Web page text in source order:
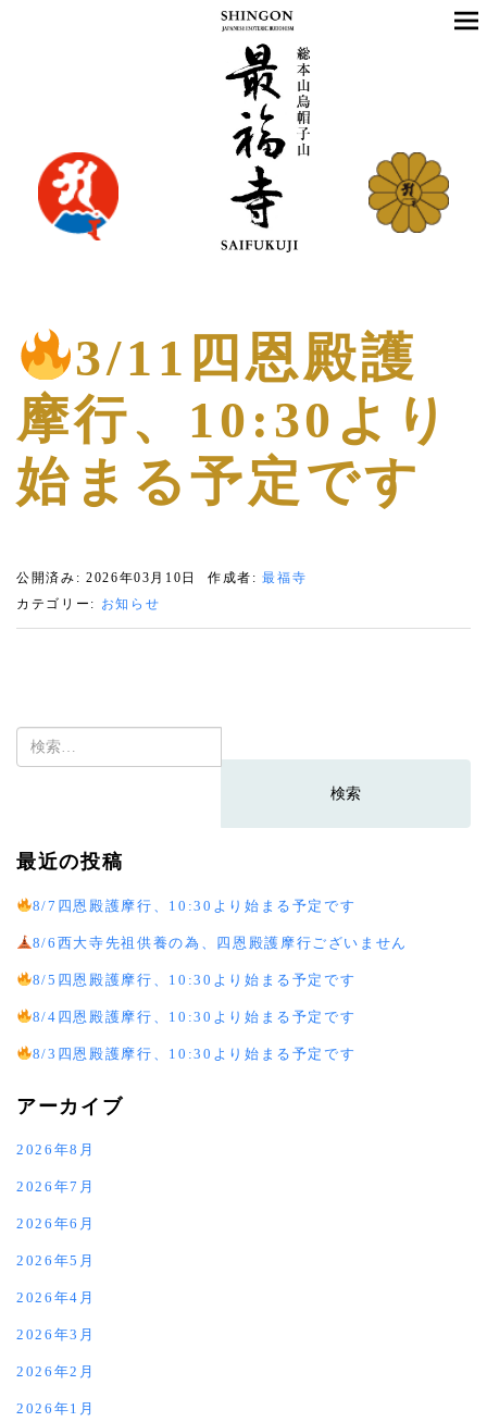
3/11四恩殿護
摩行、10:30より
始まる予定です
公開済み: 2026年03月10日 作成者:最福寺
カテゴリー: お知らせ
検
索:
最近の投稿
8/7四恩殿護摩行、10:30より始まる予定です
8/6西大寺先祖供養の為、四恩殿護摩行ございません
8/5四恩殿護摩行、10:30より始まる予定です
8/4四恩殿護摩行、10:30より始まる予定です
8/3四恩殿護摩行、10:30より始まる予定です
アーカイブ
2026年8月
2026年7月
2026年6月
2026年5月
2026年4月
2026年3月
2026年2月
2026年1月